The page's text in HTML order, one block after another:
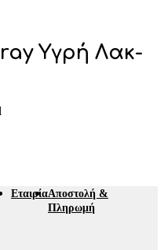
Υγρή Λακ-
ΕταιρίαΑποστολή &
Πληρωμή